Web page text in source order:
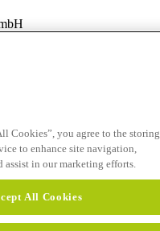
882 805
Cookies”, you agree to the storing
to enhance site navigation,
assist in our marketing efforts.
All Cookies